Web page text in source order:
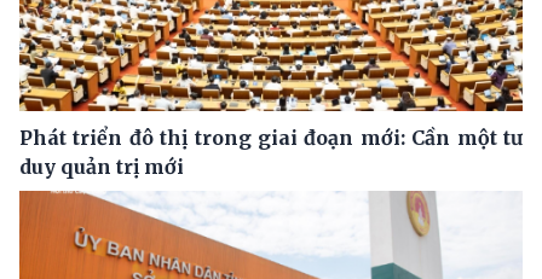
Phát triển đô thị trong giai đoạn mới: Cần một tư
duy quản trị mới